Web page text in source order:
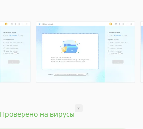
Проверено на вирусы
?